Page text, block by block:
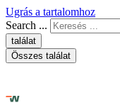
Ugrás a tartalomhoz
Search ...
találat
Összes találat